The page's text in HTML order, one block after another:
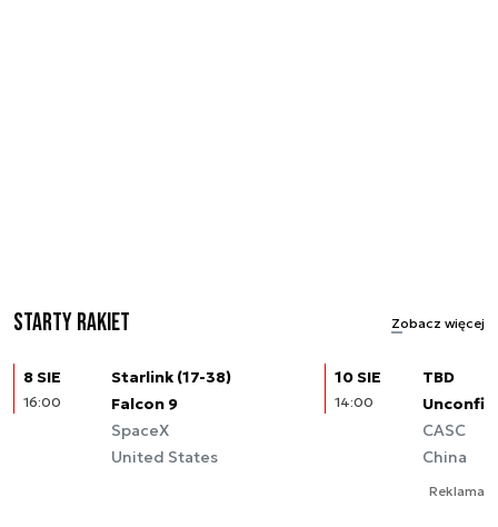
Starty rakiet Zobacz więcej
8 SIE
16:00
Starlink (17-38)
Falcon 9
SpaceX
United States
10 SIE
14:00
TBD
CASC
China
Reklama